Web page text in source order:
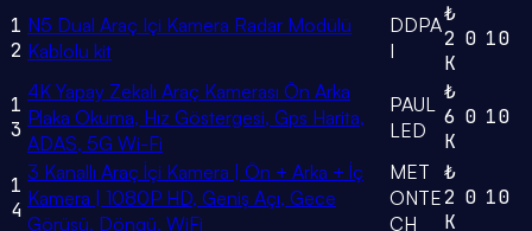
1
2
N5 Dual Araç Içi Kamera Radar Modülü
Kablolu kit
DDPA
I
₺
2
K
0 10
1
3
4K Yapay Zekalı Araç Kamerası Ön Arka
Plaka Okuma, Hız Göstergesi, Gps Harita,
ADAS, 5G Wi-Fi
PAUL
LED
₺
6
K
0 10
1
4
3 Kanallı Araç İçi Kamera | Ön + Arka + İç
Kamera | 1080P HD, Geniş Açı, Gece
Görüşü, Döngü, WiFi
MET
ONTE
CH
₺
2
K
0 10